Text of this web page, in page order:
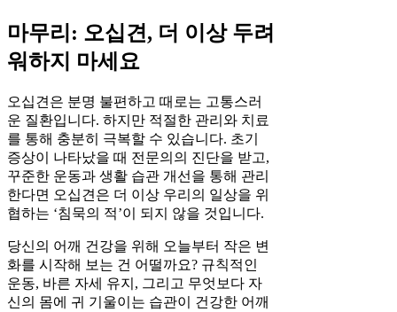
마무리: 오십견, 더 이상 두려
워하지 마세요
오십견은 분명 불편하고 때로는 고통스러
운 질환입니다. 하지만 적절한 관리와 치료
를 통해 충분히 극복할 수 있습니다. 초기
증상이 나타났을 때 전문의의 진단을 받고,
꾸준한 운동과 생활 습관 개선을 통해 관리
한다면 오십견은 더 이상 우리의 일상을 위
협하는 ‘침묵의 적’이 되지 않을 것입니다.
당신의 어깨 건강을 위해 오늘부터 작은 변
화를 시작해 보는 건 어떨까요? 규칙적인
운동, 바른 자세 유지, 그리고 무엇보다 자
신의 몸에 귀 기울이는 습관이 건강한 어깨